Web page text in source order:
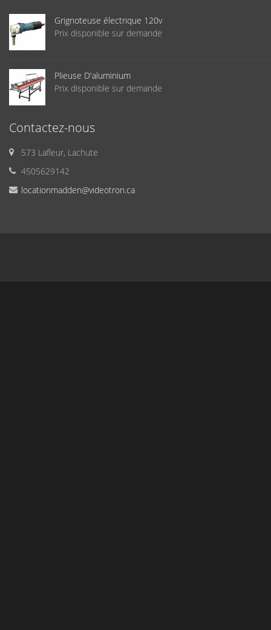
Grignoteuse électrique 120v
Prix disponible sur demande
Plieuse D'aluminium
Prix disponible sur demande
Contactez-nous
573 Lafleur, Lachute
4505629142
locationmadden@videotron.ca